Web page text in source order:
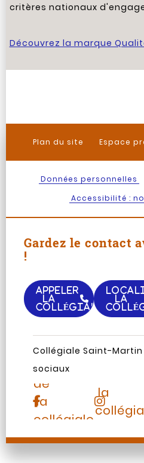
critères nationaux
Découvrez la marque
Plan du site Espace
Données personnelles
Accessibilité :
Gardez le contact
!
APPELER
LA
COLLÉGIALE
LA
Collégiale Saint-
sociaux
Page
Facebook
de
la
collégiale
Saint-
Martin
la
Martin